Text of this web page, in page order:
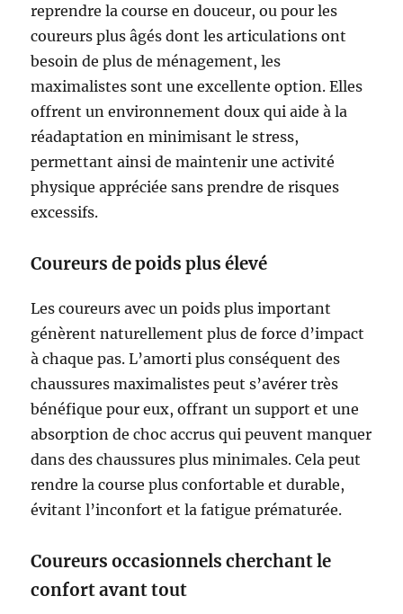
reprendre la course en douceur, ou pour les
coureurs plus âgés dont les articulations ont
besoin de plus de ménagement, les
maximalistes sont une excellente option. Elles
offrent un environnement doux qui aide à la
réadaptation en minimisant le stress,
permettant ainsi de maintenir une activité
physique appréciée sans prendre de risques
excessifs.
Coureurs de poids plus élevé
Les coureurs avec un poids plus important
génèrent naturellement plus de force d’impact
à chaque pas. L’amorti plus conséquent des
chaussures maximalistes peut s’avérer très
bénéfique pour eux, offrant un support et une
absorption de choc accrus qui peuvent manquer
dans des chaussures plus minimales. Cela peut
rendre la course plus confortable et durable,
évitant l’inconfort et la fatigue prématurée.
Coureurs occasionnels cherchant le
confort avant tout